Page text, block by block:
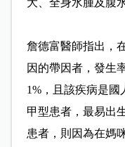
大、全身水腫及腹
詹德富醫師指出，
因的帶因者，發生
1%，且該疾病是
甲型患者，最易出
患者，則因為在媽